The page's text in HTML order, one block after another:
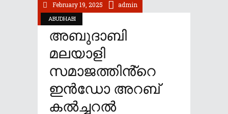
ABUDHABI
February 19, 2025 admin
അബുദാബി
മലയാളി
സമാജത്തിൻ്റെ
ഇൻഡോ അറബ്
കൽച്ചറൽ